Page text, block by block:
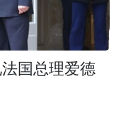
国总理爱德